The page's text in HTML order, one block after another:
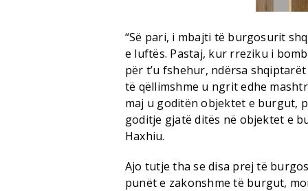
“Së pari, i mbajti të burgosurit
e luftës. Pastaj, kur rreziku i
për t’u fshehur, ndërsa
të qëllimshme u ngrit edhe
maj u goditën objektet e burgut,
goditje gjatë ditës në objektet e
Haxhiu.
Ajo tutje tha se disa prej të
punët e zakonshme të burgut,